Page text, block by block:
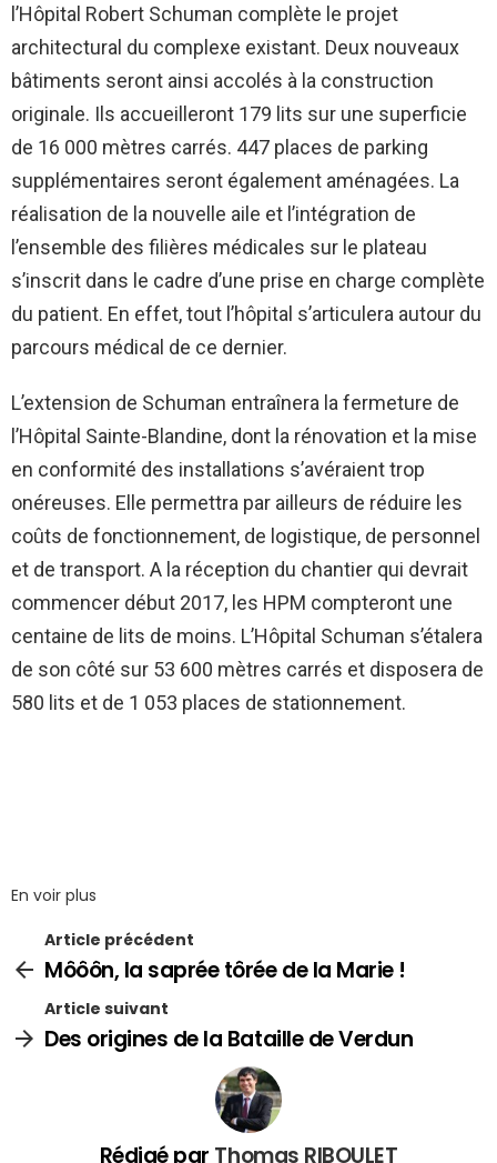
l’Hôpital Robert Schuman complète le projet
architectural du complexe existant. Deux nouveaux
bâtiments seront ainsi accolés à la construction
originale. Ils accueilleront 179 lits sur une superficie
de 16 000 mètres carrés. 447 places de parking
supplémentaires seront également aménagées. La
réalisation de la nouvelle aile et l’intégration de
l’ensemble des filières médicales sur le plateau
s’inscrit dans le cadre d’une prise en charge complète
du patient. En effet, tout l’hôpital s’articulera autour du
parcours médical de ce dernier.
L’extension de Schuman entraînera la fermeture de
l’Hôpital Sainte-Blandine, dont la rénovation et la mise
en conformité des installations s’avéraient trop
onéreuses. Elle permettra par ailleurs de réduire les
coûts de fonctionnement, de logistique, de personnel
et de transport. A la réception du chantier qui devrait
commencer début 2017, les HPM compteront une
centaine de lits de moins. L’Hôpital Schuman s’étalera
de son côté sur 53 600 mètres carrés et disposera de
580 lits et de 1 053 places de stationnement.
En voir plus
Article précédent
Môôôn, la saprée tôrée de la Marie !
Article suivant
Des origines de la Bataille de Verdun
Rédigé par Thomas RIBOULET